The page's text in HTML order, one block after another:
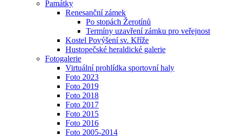
Památky
Renesanční zámek
Po stopách Žerotínů
Termíny uzavření zámku pro veřejnost
Kostel Povýšení sv. Kříže
Hustopečské heraldické galerie
Fotogalerie
Virtuální prohlídka sportovní haly
Foto 2023
Foto 2019
Foto 2018
Foto 2017
Foto 2015
Foto 2016
Foto 2005-2014